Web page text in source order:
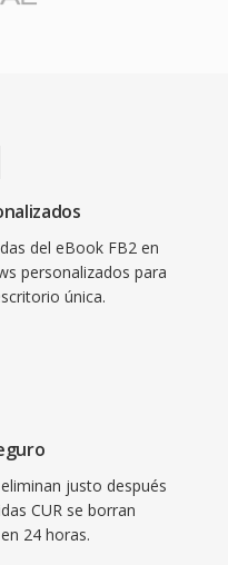
del eBook FB2 en
personalizados para
única.
justo después
CUR se borran
24 horas.